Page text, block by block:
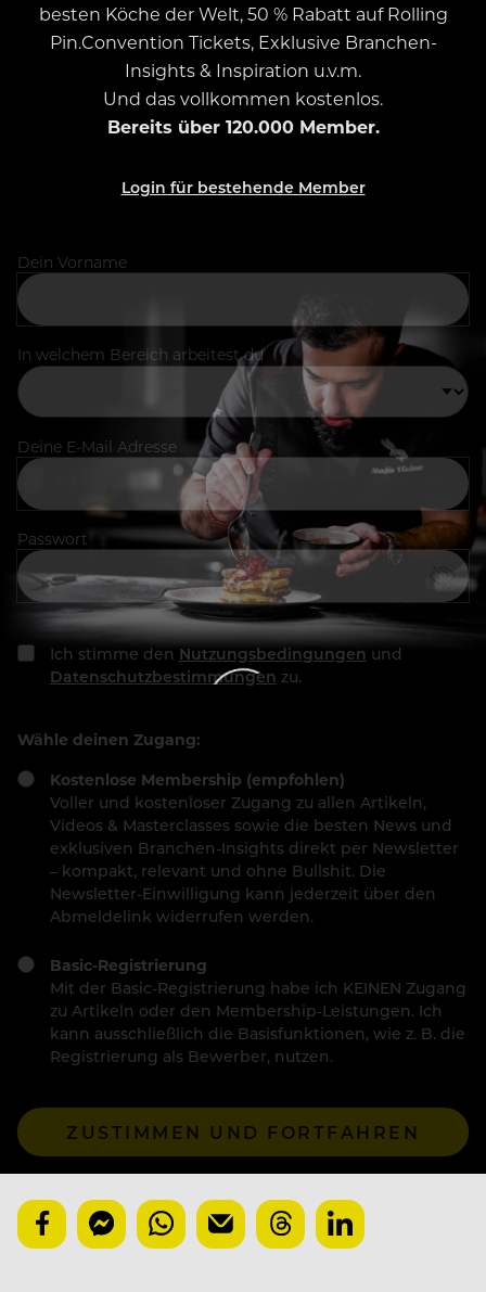
besten Köche der Welt, 50 % Rabatt auf Rolling
Pin.Convention Tickets, Exklusive Branchen-
Insights & Inspiration u.v.m.
Und das vollkommen kostenlos.
Bereits über 120.000 Member.
Login für bestehende Member
Dein Vorname
In welchem Bereich arbeitest du
Deine E-Mail Adresse
Passwort
Ich stimme den Nutzungsbedingungen und
Datenschutzbestimmungen zu.
Wähle deinen Zugang:
Kostenlose Membership (empfohlen)
Voller und kostenloser Zugang zu allen Artikeln,
Videos & Masterclasses sowie die besten News und
exklusiven Branchen-Insights direkt per Newsletter
– kompakt, relevant und ohne Bullshit. Die
Newsletter-Einwilligung kann jederzeit über den
Abmeldelink widerrufen werden.
Basic-Registrierung
Mit der Basic-Registrierung habe ich KEINEN Zugang
zu Artikeln oder den Membership-Leistungen. Ich
kann ausschließlich die Basisfunktionen, wie z. B. die
Registrierung als Bewerber, nutzen.
ZUSTIMMEN UND FORTFAHREN